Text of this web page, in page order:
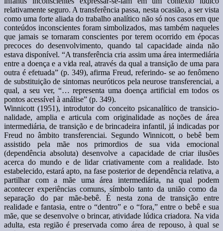
relativamente seguro. A transferência passa, nesta ocasião, a ser vista
como uma forte aliada do trabalho analítico não só nos casos em que
conteúdos inconscientes foram simbolizados, mas também naqueles
que jamais se tornaram conscientes por terem ocorrido em épocas
precoces do desenvolvimento, quando tal capacidade ainda não
estava disponível. “A transferência cria assim uma área intermediária
entre a doença e a vida real, através da qual a transição de uma para
outra é efetuada” (p. 349), afirma Freud, referindo- se ao fenômeno
de substituição de sintomas neuróticos pela neurose transferenciai, a
qual, a seu ver, “… representa uma doença artificial em todos os
pontos acessível à análise” (p. 349).
Winnicott (1951), introdutor do conceito psicanalítico de transicio-
nalidade, amplia e articula com originalidade as noções de área
intermediária, de transição e de brincadeira infantil, já indicadas por
Freud no âmbito transferenciai. Segundo Winnicott, o bebê bem
assistido pela mãe nos primordios de sua vida emocional
(dependência absoluta) desenvolve a capacidade de criar ilusões
acerca do mundo e de lidar criativamente com a realidade. Isto
estabelecido, estará apto, na fase posterior de dependência relativa, a
partilhar com a mãe uma área intermediária, na qual podem
acontecer experiências comuns, símbolo tanto da união como da
separação do par mãe-bebê. É nesta zona de transição entre
realidade e fantasia, entre o “dentro” e o “fora,” entre o bebê e sua
mãe, que se desenvolve o brincar, atividade lúdica criadora. Na vida
adulta, esta região é preservada como área de repouso, à qual se